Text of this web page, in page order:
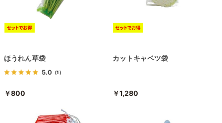
ほうれん草袋
5.0 （1）
￥800
カットキャベツ袋
￥1,280